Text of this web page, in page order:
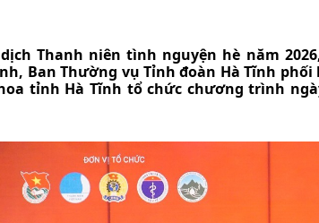
Thanh niên tình nguyện hè năm
Ban Thường vụ Tỉnh đoàn Hà Tĩnh
tỉnh Hà Tĩnh tổ chức chương trình